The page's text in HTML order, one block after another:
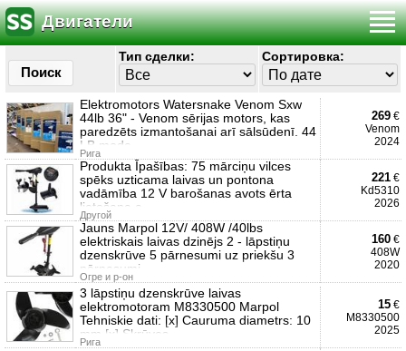
Двигатели
Поиск
Тип сделки: Сортировка:
Elektromotors Watersnake Venom Sxw
44lb 36" - Venom sērijas motors, kas
paredzēts izmantošanai arī sālsūdenī. 44
LB mode
Рига
269 €
Venom
2024
Produkta Īpašības: 75 mārciņu vilces
spēks uzticama laivas un pontona
vadāmība 12 V barošanas avots ērta
lietošana a
Другой
221 €
Kd5310
2026
Jauns Marpol 12V/ 408W /40lbs
elektriskais laivas dzinējs 2 - lāpstiņu
dzenskrūve 5 pārnesumi uz priekšu 3
pārnesumi
Огре и р-он
160 €
408W
2020
3 lāpstiņu dzenskrūve laivas
elektromotoram M8330500 Marpol
Tehniskie dati: [x] Cauruma diametrs: 10
mm [x] Skrūves
Рига
15 €
M8330500
2025